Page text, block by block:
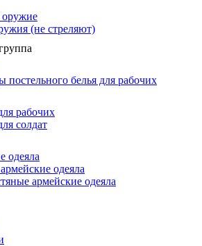
(не стреляют)
постельного белья для рабочих
рабочих
солдат
одеяла
одеяла
армейские одеяла